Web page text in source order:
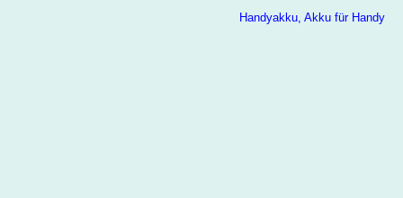
Handyakku, Akku für Handy